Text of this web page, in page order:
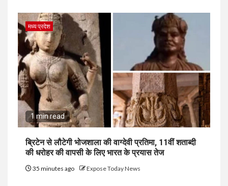
मध्य प्रदेश
1 min read
ब्रिटेन से लौटेगी भोजशाला की वाग्देवी प्रतिमा, 11वीं शताब्दी
की धरोहर की वापसी के लिए भारत के प्रयास तेज
35 minutes ago Expose Today News